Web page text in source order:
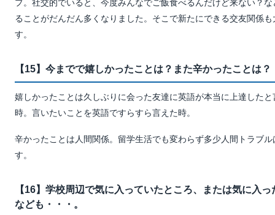
プ。社交的でいると、今度みんなでご飯食べるんだけど来ない？
ることがだんだん多くなりました。そこで新たにできる交友関係
す。
【15】今までで嬉しかったことは？また辛かったことは？
嬉しかったことは久しぶりに会った友達に英語が本当に上達した
時。言いたいことを英語ですらすら言えた時。
辛かったことは人間関係。留学生活でも変わらず多少人間トラブ
す。
【16】学校周辺で気に入っていたところ、または気に入
なども・・・。